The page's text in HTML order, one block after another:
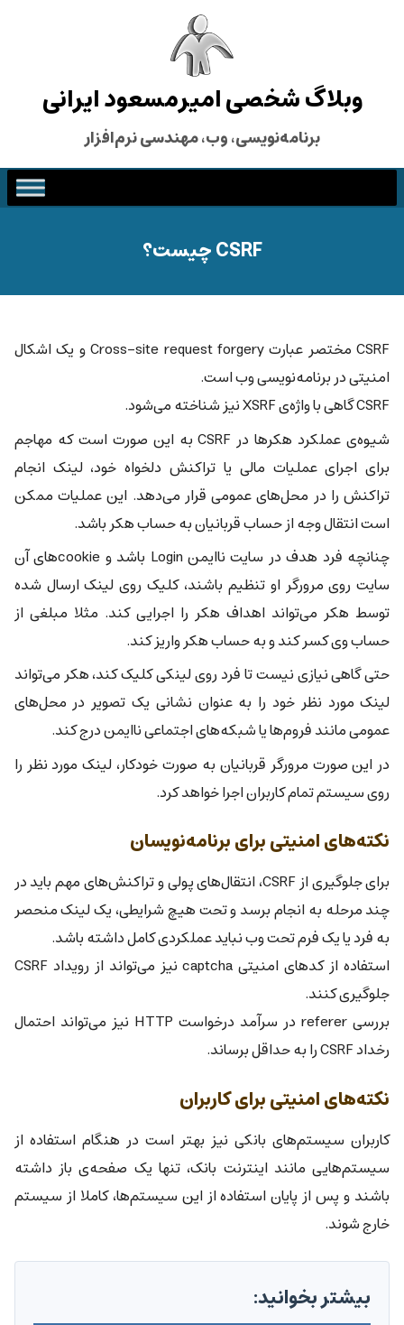
وبلاگ شخصی امیرمسعود ایرانی
برنامه‌نویسی، وب، مهندسی نرم‌افزار
CSRF چیست؟
CSRF مختصر عبارت Cross-site request forgery و یک اشکال
امنیتی در برنامه‌نویسی وب است.
CSRF گاهی با واژه‌ی XSRF نیز شناخته می‌شود.
شیوه‌ی عملکرد هکرها در CSRF به این صورت است که مهاجم
برای اجرای عملیات مالی یا تراکنش دلخواه خود، لینک انجام
تراکنش را در محل‌های عمومی قرار می‌دهد. این عملیات ممکن
است انتقال وجه از حساب قربانیان به حساب هکر باشد.
چنانچه فرد هدف در سایت ناایمن Login باشد و cookieهای آن
سایت روی مرورگر او تنظیم باشند، کلیک روی لینک ارسال شده
توسط هکر می‌تواند اهداف هکر را اجرایی کند. مثلا مبلغی از
حساب وی کسر کند و به حساب هکر واریز کند.
حتی گاهی نیازی نیست تا فرد روی لینکی کلیک کند، هکر می‌تواند
لینک مورد نظر خود را به عنوان نشانی یک تصویر در محل‌های
عمومی مانند فروم‌ها یا شبکه‌های اجتماعی ناایمن درج کند.
در این صورت مرورگر قربانیان به صورت خودکار، لینک مورد نظر را
روی سیستم تمام کاربران اجرا خواهد کرد.
نکته‌های امنیتی برای برنامه‌نویسان
برای جلوگیری از CSRF، انتقال‌های پولی و تراکنش‌های مهم باید در
چند مرحله به انجام برسد و تحت هیچ شرایطی، یک لینک منحصر
به فرد یا یک فرم تحت وب نباید عملکردی کامل داشته باشد.
استفاده از کدهای امنیتی captcha نیز می‌تواند از رویداد CSRF
جلوگیری کنند.
بررسی referer در سرآمد درخواست HTTP نیز می‌تواند احتمال
رخداد CSRF را به حداقل برساند.
نکته‌های امنیتی برای کاربران
کاربران سیستم‌های بانکی نیز بهتر است در هنگام استفاده از
سیستم‌هایی مانند اینترنت بانک، تنها یک صفحه‌ی باز داشته
باشند و پس از پایان استفاده از این سیستم‌ها، کاملا از سیستم
خارج شوند.
بیشتر بخوانید: